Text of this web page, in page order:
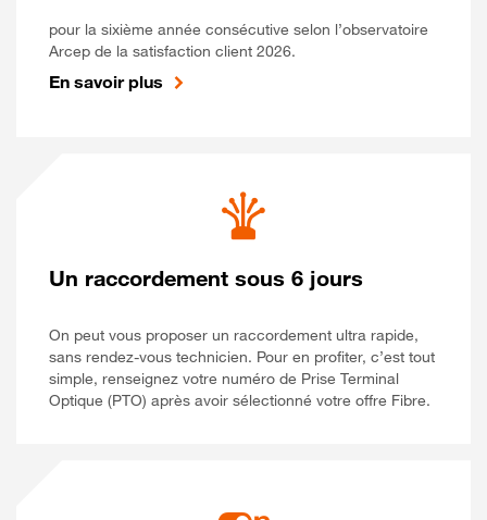
pour la sixième année consécutive selon l’observatoire
Arcep de la satisfaction client 2026.
En savoir plus
Un raccordement sous 6 jours
On peut vous proposer un raccordement ultra rapide,
sans rendez-vous technicien. Pour en profiter, c’est tout
simple, renseignez votre numéro de Prise Terminal
Optique (PTO) après avoir sélectionné votre offre Fibre.